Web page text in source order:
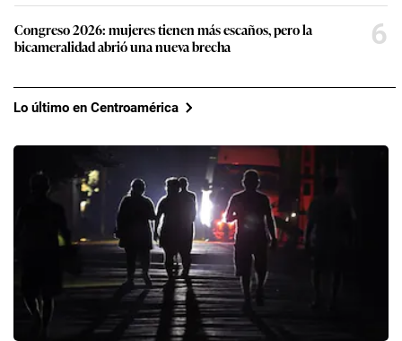
Congreso 2026: mujeres tienen más escaños, pero la
bicameralidad abrió una nueva brecha
6
Lo último en Centroamérica